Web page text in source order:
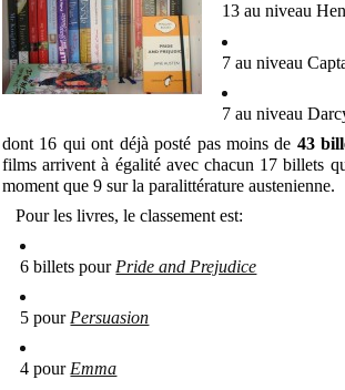
13 au niveau
7 au niveau
7 au niveau
dont 16 qui ont déjà posté pas moins de 43
films arrivent à égalité avec chacun 17 billets
moment que 9 sur la paralittérature austenienne.
Pour les livres, le classement est:
6 billets pour Pride and Prejudice
5 pour Persuasion
4 pour Emma